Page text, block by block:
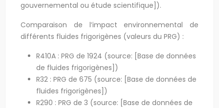
gouvernemental ou étude scientifique]).
Comparaison de l’impact environnemental de
différents fluides frigorigènes (valeurs du PRG) :
R410A : PRG de 1924 (source: [Base de données
de fluides frigorigènes])
R32 : PRG de 675 (source: [Base de données de
fluides frigorigènes])
R290 : PRG de 3 (source: [Base de données de